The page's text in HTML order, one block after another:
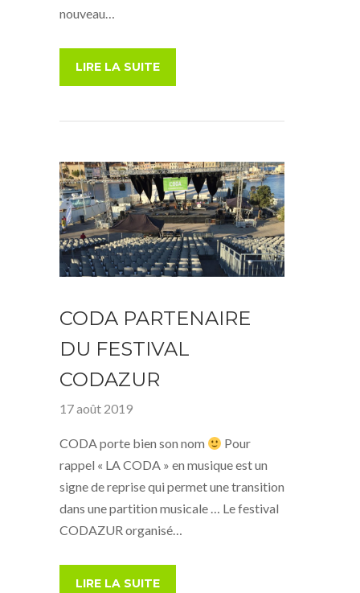
nouveau…
LIRE LA SUITE
CODA PARTENAIRE
DU FESTIVAL
CODAZUR
17 août 2019
CODA porte bien son nom
Pour
rappel « LA CODA » en musique est un
signe de reprise qui permet une transition
dans une partition musicale … Le festival
CODAZUR organisé…
LIRE LA SUITE